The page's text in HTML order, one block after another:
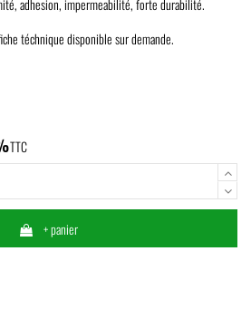
adhesion, impermeabilité, forte durabilité.
téchnique disponible sur demande.
TTC
+ panier